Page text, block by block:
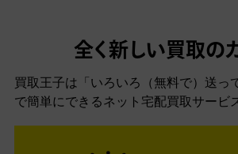
全く新しい買取の
買取王子は「いろいろ（無料で）送っ
で簡単にできるネット宅配買取サービ